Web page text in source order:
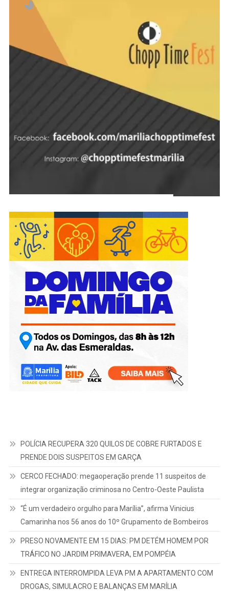
POLÍCIA RECUPERA 320 QUILOS DE COBRE FURTADOS E
PRENDE DOIS SUSPEITOS EM GARÇA
CERCO FECHADO: megaoperação prende 11 suspeitos de
integrar organização criminosa no Centro-Oeste Paulista
“É um verdadeiro orgulho para Marília”, afirma Vinicius
Camarinha nos 56 anos do 10º Grupamento de Bombeiros
PRESO NOVAMENTE EM 15 DIAS: PM DETÉM HOMEM POR
TRÁFICO NO JARDIM PRIMAVERA, EM POMPÉIA
ENTREGA INTERROMPIDA LEVA PM A APARTAMENTO COM
DROGAS, SIMULACRO E BALANÇAS EM MARÍLIA